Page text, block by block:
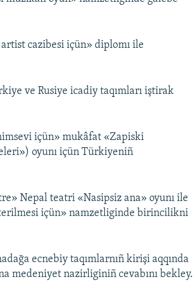
cazibesi içün» diplomı ile
ve Rusiye icadiy taqımları iştirak
içün» mukâfat «Zapiski
oyunı içün Türkiyeniñ
Nepal teatri «Nasipsiz ana» oyunı ile
içün» namzetliginde birincilikni
ecnebiy taqımlarnıñ kirişi aqqında
medeniyet nazirliginiñ cevabını bekley.